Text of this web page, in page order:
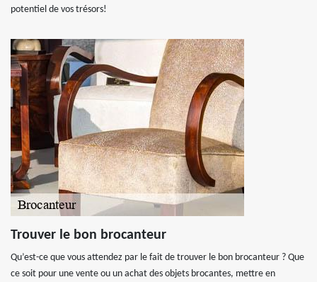
potentiel de vos trésors!
Trouver le bon brocanteur
Qu’est-ce que vous attendez par le fait de trouver le bon brocanteur ? Que
ce soit pour une vente ou un achat des objets brocantes, mettre en